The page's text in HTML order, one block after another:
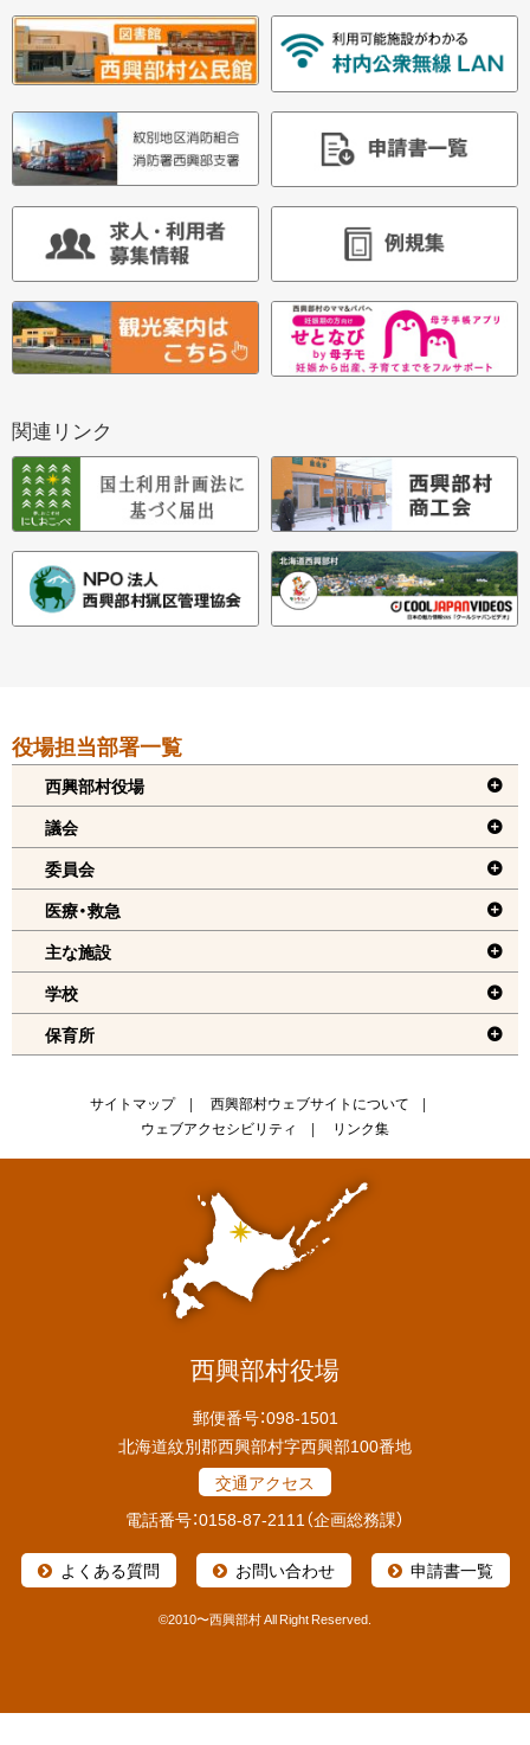
関連リンク
文
戻
機
ニ
ュ
役場担当部署一覧
西興部村役場
議会
委員会
医療・救急
主な施設
学校
保育所
サイトマップ
西興部村ウェブサイトについて
ウェブアクセシビリティ
リンク集
西興部村役場
郵便番号：098-1501
北海道紋別郡西興部村字西興部100番地
交通アクセス
電話番号：0158-87-2111（企画総務課）
よくある質問 お問い合わせ 申請書一覧
©2010〜西興部村 All Right Reserved.